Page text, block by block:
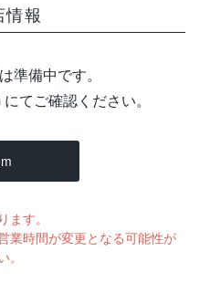
報
準備中です。
てご確認ください。
す。
業時間が変更となる可能性が